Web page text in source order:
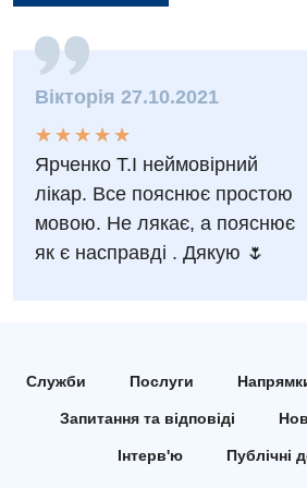
Інтернатура
Енциклопедія
Програма лояльності
Відгуки
Діагностичне відділення
Ендоскопічне відділення
Інструментальна діагностика
Рентгенографія
УЗД
Алергологія, імунологія
Декларування
Вікторія 27.10.2021
★
★
★
★
★
★ ★ ★ ★ ★
Ярченко Т.І неймовірний
лікар. Все пояснює простою
мовою. Не лякає, а пояснює
як є насправді . Дякую 🌷
Служби Послуги
Запитання та відповіді
Інтерв'ю Публічні